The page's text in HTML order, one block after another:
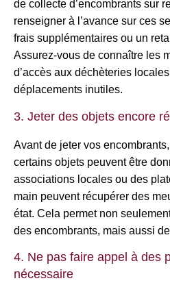
de collecte d’encombrants sur
renseigner à l’avance sur ces
frais supplémentaires ou un
Assurez-vous de connaître les
d’accès aux déchèteries
déplacements inutiles.
3. Jeter des objets encore
Avant de jeter vos
certains objets peuvent être
associations locales ou des
main peuvent récupérer des
état. Cela permet non
des encombrants, mais aussi
4. Ne pas faire appel à des
nécessaire